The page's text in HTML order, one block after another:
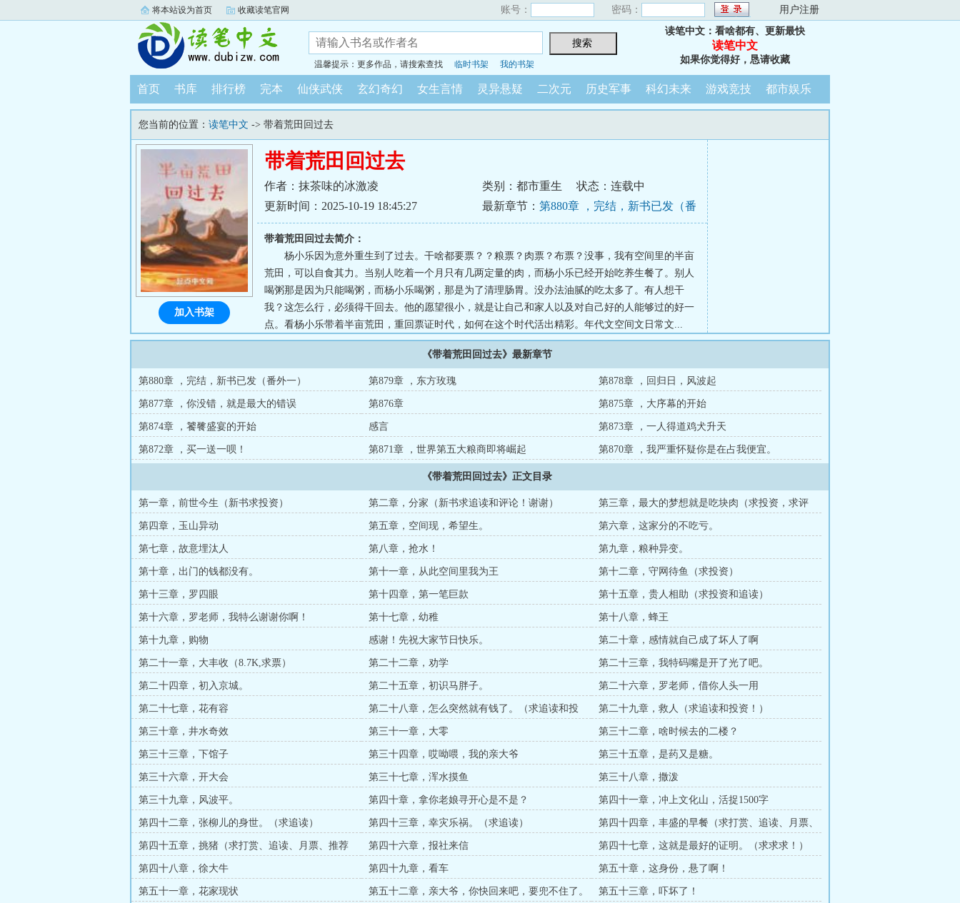
将本站设为首页 收藏读笔官网 账号： 密码： 用户注册
温馨提示：更多作品，请搜索查找 临时书架 我的书架
读笔中文：看啥都有、更新最快
读笔中文
如果你觉得好，恳请收藏
首页 书库 排行榜 完本 仙侠武侠 玄幻奇幻 女生言情 灵异悬疑 二次元 历史军事 科幻未来 游戏竞技 都市娱乐
您当前的位置： 读笔中文 -> 带着荒田回过去
带着荒田回过去
作者：抹茶味的冰激凌 类别：都市重生
状态：连载中
更新时间：2025-10-19 18:45:27
最新章节： 第880章 ，完结，新书已发（番
外一）
带着荒田回过去简介：
杨小乐因为意外重生到了过去。干啥都要票？？粮票？肉票？布票？没事，我有空间里的半亩
荒田，可以自食其力。当别人吃着一个月只有几两定量的肉，而杨小乐已经开始吃养生餐了。别人
喝粥那是因为只能喝粥，而杨小乐喝粥，那是为了清理肠胃。没办法油腻的吃太多了。有人想干
我？这怎么行，必须得干回去。他的愿望很小，就是让自己和家人以及对自己好的人能够过的好一
点。看杨小乐带着半亩荒田，重回票证时代，如何在这个时代活出精彩。年代文空间文日常文...
加入书架
《带着荒田回过去》最新章节
第880章 ，完结，新书已发（番外一） 第879章 ，东方玫瑰 第878章 ，回归日，风波起
第877章 ，你没错，就是最大的错误 第876章 第875章 ，大序幕的开始
第874章 ，饕餮盛宴的开始 感言 第873章 ，一人得道鸡犬升天
第872章 ，买一送一呗！ 第871章 ，世界第五大粮商即将崛起 第870章 ，我严重怀疑你是在占我便宜。
《带着荒田回过去》正文目录
第一章，前世今生（新书求投资） 第二章，分家（新书求追读和评论！谢谢）
第三章，最大的梦想就是吃块肉（求投资，求评
论）
第四章，玉山异动 第五章，空间现，希望生。 第六章，这家分的不吃亏。
第七章，故意埋汰人 第八章，抢水！ 第九章，粮种异变。
第十章，出门的钱都没有。 第十一章，从此空间里我为王 第十二章，守网待鱼（求投资）
第十三章，罗四眼 第十四章，第一笔巨款 第十五章，贵人相助（求投资和追读）
第十六章，罗老师，我特么谢谢你啊！ 第十七章，幼稚 第十八章，蜂王
第十九章，购物 感谢！先祝大家节日快乐。 第二十章，感情就自己成了坏人了啊
第二十一章，大丰收（8.7K,求票） 第二十二章，劝学 第二十三章，我特码嘴是开了光了吧。
第二十四章，初入京城。 第二十五章，初识马胖子。 第二十六章，罗老师，借你人头一用
第二十七章，花有容
第二十八章，怎么突然就有钱了。（求追读和投
资！）
第二十九章，救人（求追读和投资！）
第三十章，井水奇效 第三十一章，大零 第三十二章，啥时候去的二楼？
第三十三章，下馆子 第三十四章，哎呦喂，我的亲大爷 第三十五章，是药又是糖。
第三十六章，开大会 第三十七章，浑水摸鱼 第三十八章，撒泼
第三十九章，风波平。 第四十章，拿你老娘寻开心是不是？ 第四十一章，冲上文化山，活捉1500字
第四十二章，张柳儿的身世。（求追读） 第四十三章，幸灾乐祸。（求追读）
第四十四章，丰盛的早餐（求打赏、追读、月票、
推荐票，一切都要。）
第四十五章，挑猪（求打赏、追读、月票、推荐
票，一切都要。）
第四十六章，报社来信 第四十七章，这就是最好的证明。（求求求！）
第四十八章，徐大牛 第四十九章，看车 第五十章，这身份，悬了啊！
第五十一章，花家现状 第五十二章，亲大爷，你快回来吧，要兜不住了。 第五十三章，吓坏了！